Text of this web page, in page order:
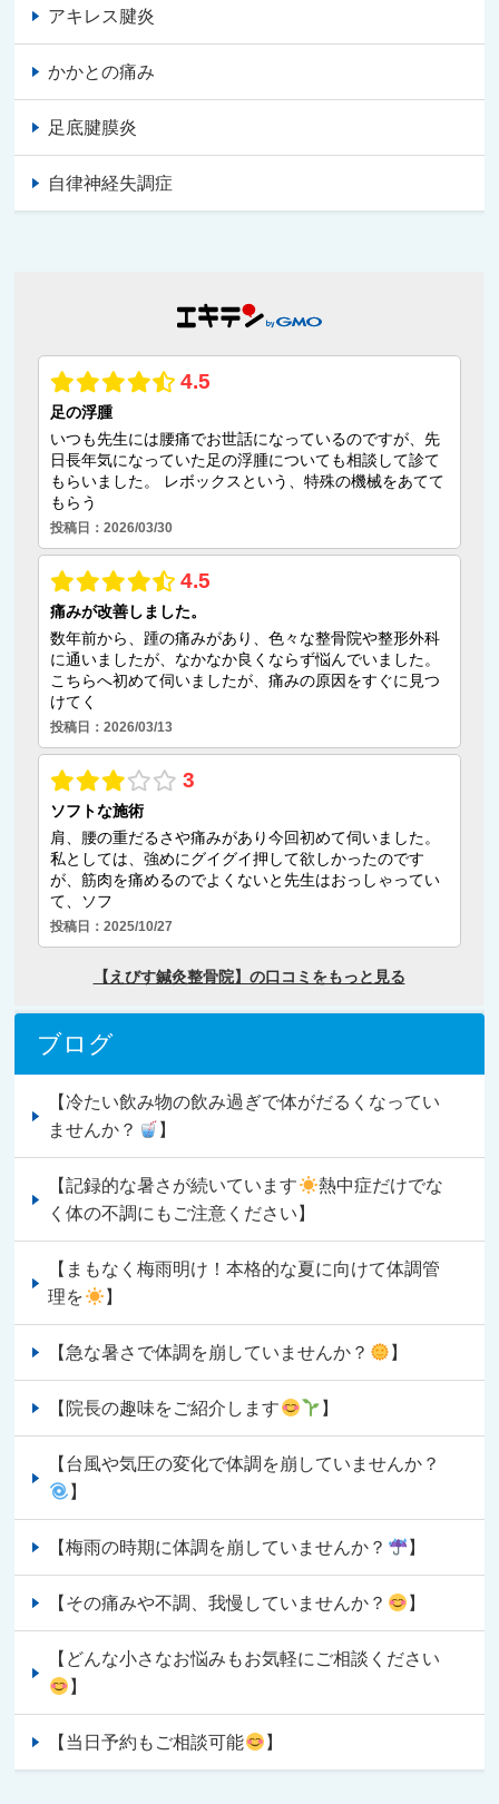
アキレス腱炎
かかとの痛み
足底腱膜炎
自律神経失調症
ブログ
【冷たい飲み物の飲み過ぎで体がだるくなってい
ませんか？
】
【記録的な暑さが続いています
熱中症だけでな
く体の不調にもご注意ください】
【まもなく梅雨明け！本格的な夏に向けて体調管
理を
】
【急な暑さで体調を崩していませんか？ 】
【院長の趣味をご紹介します 】
【台風や気圧の変化で体調を崩していませんか？
】
【梅雨の時期に体調を崩していませんか？ 】
【その痛みや不調、我慢していませんか？ 】
【どんな小さなお悩みもお気軽にご相談ください
】
【当日予約もご相談可能 】